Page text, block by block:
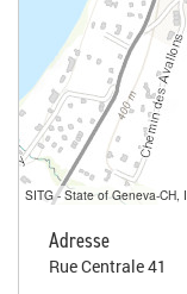
Adresse
Rue Centrale 41